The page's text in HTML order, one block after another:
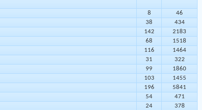
8
46
38
434
142
2183
68
1518
116
1464
31
322
99
1860
103
1455
196
5841
54
471
24
378